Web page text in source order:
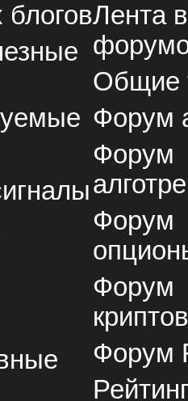
Лента
Общие
Форум
Форум
Форум
Форум
Форум